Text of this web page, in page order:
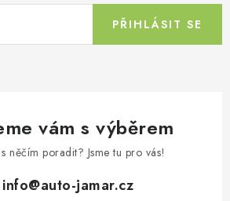
PŘIHLÁSIT SE
vám s výběrem
něčím poradit? Jsme tu pro vás!
info@auto-jamar.cz